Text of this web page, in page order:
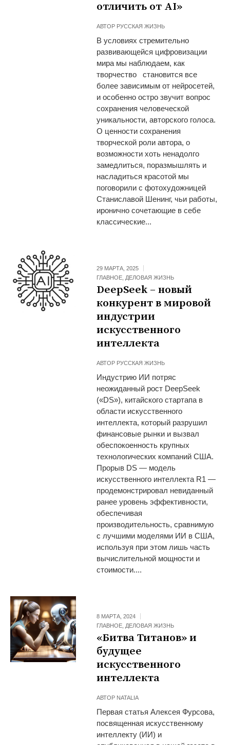
отличить от AI»
АВТОР РУССКАЯ ЖИЗНЬ
В условиях стремительно
развивающейся цифровизации
мира мы наблюдаем, как
творчество становится все
более зависимым от нейросетей,
и особенно остро звучит вопрос
сохранения человеческой
уникальности, авторского голоса.
О ценности сохранения
творческой роли автора, о
возможности хоть ненадолго
замедлиться, поразмышлять и
насладиться красотой мы
поговорили с фотохудожницей
Станиславой Шенинг, чьи работы,
иронично сочетающие в себе
классические...
29 МАРТА, 2025
ГЛАВНОЕ ДЕЛОВАЯ ЖИЗНЬ
DeepSeek – новый
конкурент в мировой
индустрии
искусственного
интеллекта
АВТОР РУССКАЯ ЖИЗНЬ
Индустрию ИИ потряс
неожиданный рост DeepSeek
(«DS»), китайского стартапа в
области искусственного
интеллекта, который разрушил
финансовые рынки и вызвал
обеспокоенность крупных
технологических компаний США.
Прорыв DS — модель
искусственного интеллекта R1 —
продемонстрировал невиданный
ранее уровень эффективности,
обеспечивая
производительность, сравнимую
с лучшими моделями ИИ в США,
используя при этом лишь часть
вычислительной мощности и
стоимости....
8 МАРТА, 2024
ГЛАВНОЕ ДЕЛОВАЯ ЖИЗНЬ
«Битва Титанов» и
будущее
искусственного
интеллекта
АВТОР NATALIA
Первая статья Алексея Фурсова,
посвященная искусственному
интеллекту (ИИ) и